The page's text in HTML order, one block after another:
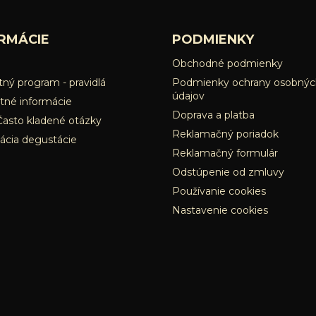
program - pravidlá
informácie
kladené otázky
degustácie
PODMIENKY
Obchodné podmienky
Podmienky ochrany
údajov
Doprava a platba
Reklamačný poriadok
Reklamačný formulár
Odstúpenie od zmluvy
Používanie cookies
Nastavenie cookies